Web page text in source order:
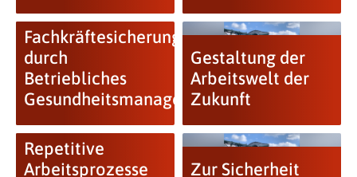
Fachkräftesicherung
durch
Betriebliches
Gesundheitsmanagement
Gestaltung der
Arbeitswelt der
Zukunft
Repetitive
Arbeitsprozesse
Zur Sicherheit